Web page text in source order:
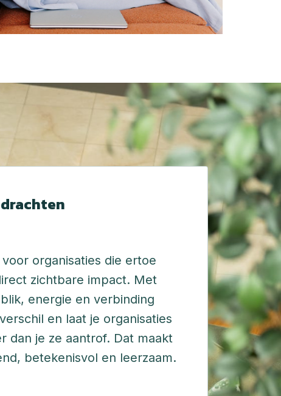
organisaties die ertoe
zichtbare impact. Met
energie en verbinding
en laat je organisaties
dan je ze aantrof. Dat maakt